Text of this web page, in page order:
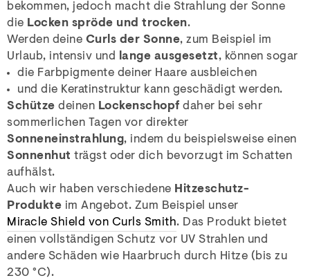
bekommen, jedoch macht die Strahlung der Sonne
die Locken spröde und trocken.
Werden deine Curls der Sonne, zum Beispiel im
Urlaub, intensiv und lange ausgesetzt, können sogar
die Farbpigmente deiner Haare ausbleichen
und die Keratinstruktur kann geschädigt werden.
Schütze deinen Lockenschopf daher bei sehr
sommerlichen Tagen vor direkter
Sonneneinstrahlung, indem du beispielsweise einen
Sonnenhut trägst oder dich bevorzugt im Schatten
aufhälst.
Auch wir haben verschiedene Hitzeschutz-
Produkte im Angebot. Zum Beispiel unser
Miracle Shield von Curls Smith. Das Produkt bietet
einen vollständigen Schutz vor UV Strahlen und
andere Schäden wie Haarbruch durch Hitze (bis zu
230 °C).